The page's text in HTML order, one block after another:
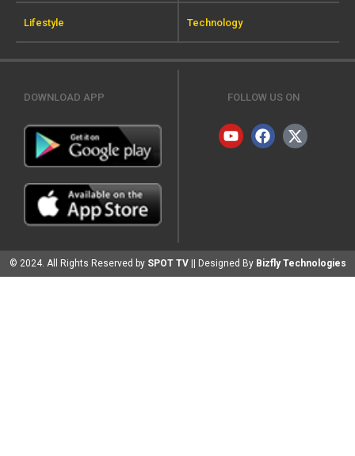
Lifestyle Technology
DOWNLOAD APP FOLLOW US ON
© 2024. All Rights Reserved by SPOT TV || Designed By Bizfly Technologies